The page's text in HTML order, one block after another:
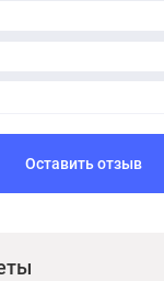
Оставить отзыв